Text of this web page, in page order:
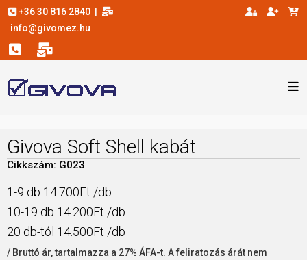
+36 30 816 2840
info@givomez.hu
Givova Soft Shell kabát
Cikkszám: G023
1-9 db 14.700Ft /db
10-19 db 14.200Ft /db
20 db-tól 14.500Ft /db
/ Bruttó ár, tartalmazza a 27% ÁFA-t. A feliratozás árát nem